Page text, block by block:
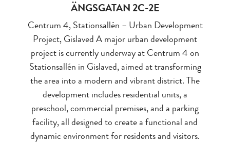
ÄNGSGATAN 2C-2E
Centrum 4, Stationsallén – Urban Development
Project, Gislaved A major urban development
project is currently underway at Centrum 4 on
Stationsallén in Gislaved, aimed at transforming
the area into a modern and vibrant district. The
development includes residential units, a
preschool, commercial premises, and a parking
facility, all designed to create a functional and
dynamic environment for residents and visitors.